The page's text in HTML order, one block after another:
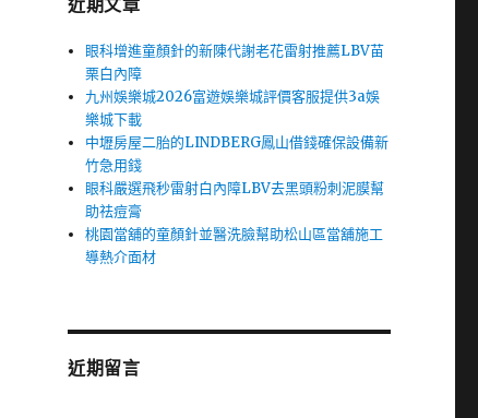
近期文章
眼科增進童顏針的新陳代謝老花雷射推薦LBV苗
栗白內障
九州娛樂城2026富遊娛樂城評價客服提供3a娛
樂城下載
中壢房屋二胎的LINDBERG鳳山借錢確保設備新
竹急用錢
眼科嚴選飛秒雷射白內障LBV去黑頭粉刺泥膜幫
助祛痘膏
桃園當舖的童顏針並醫洗臉幫助松山區當舖施工
導熱介面材
近期留言